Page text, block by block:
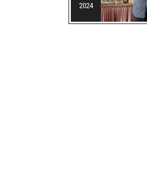
2024